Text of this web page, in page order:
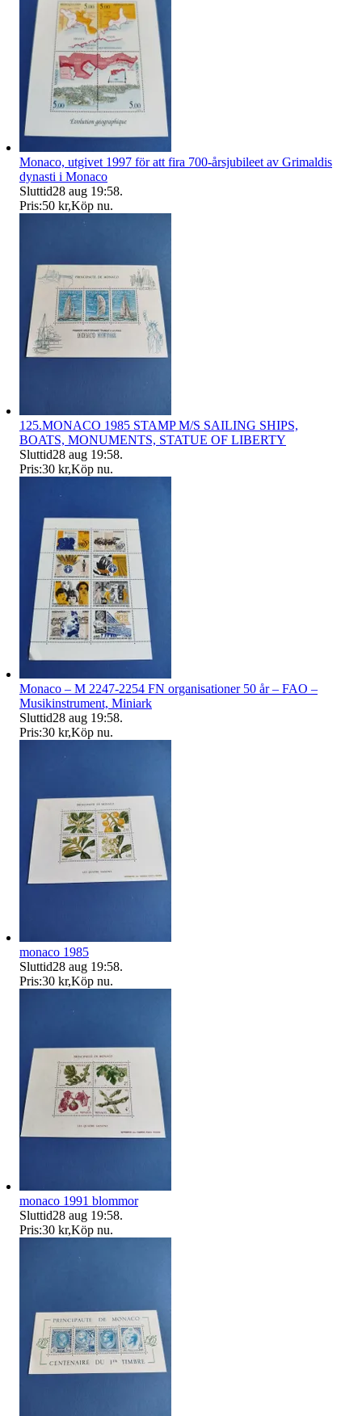
Monaco, utgivet 1997 för att fira 700-årsjubileet av Grimaldis
dynasti i Monaco
Sluttid28 aug 19:58.
Pris:50 kr,Köp nu.
125.MONACO 1985 STAMP M/S SAILING SHIPS,
BOATS, MONUMENTS, STATUE OF LIBERTY
Sluttid28 aug 19:58.
Pris:30 kr,Köp nu.
Monaco – M 2247-2254 FN organisationer 50 år – FAO –
Musikinstrument, Miniark
Sluttid28 aug 19:58.
Pris:30 kr,Köp nu.
monaco 1985
Sluttid28 aug 19:58.
Pris:30 kr,Köp nu.
monaco 1991 blommor
Sluttid28 aug 19:58.
Pris:30 kr,Köp nu.